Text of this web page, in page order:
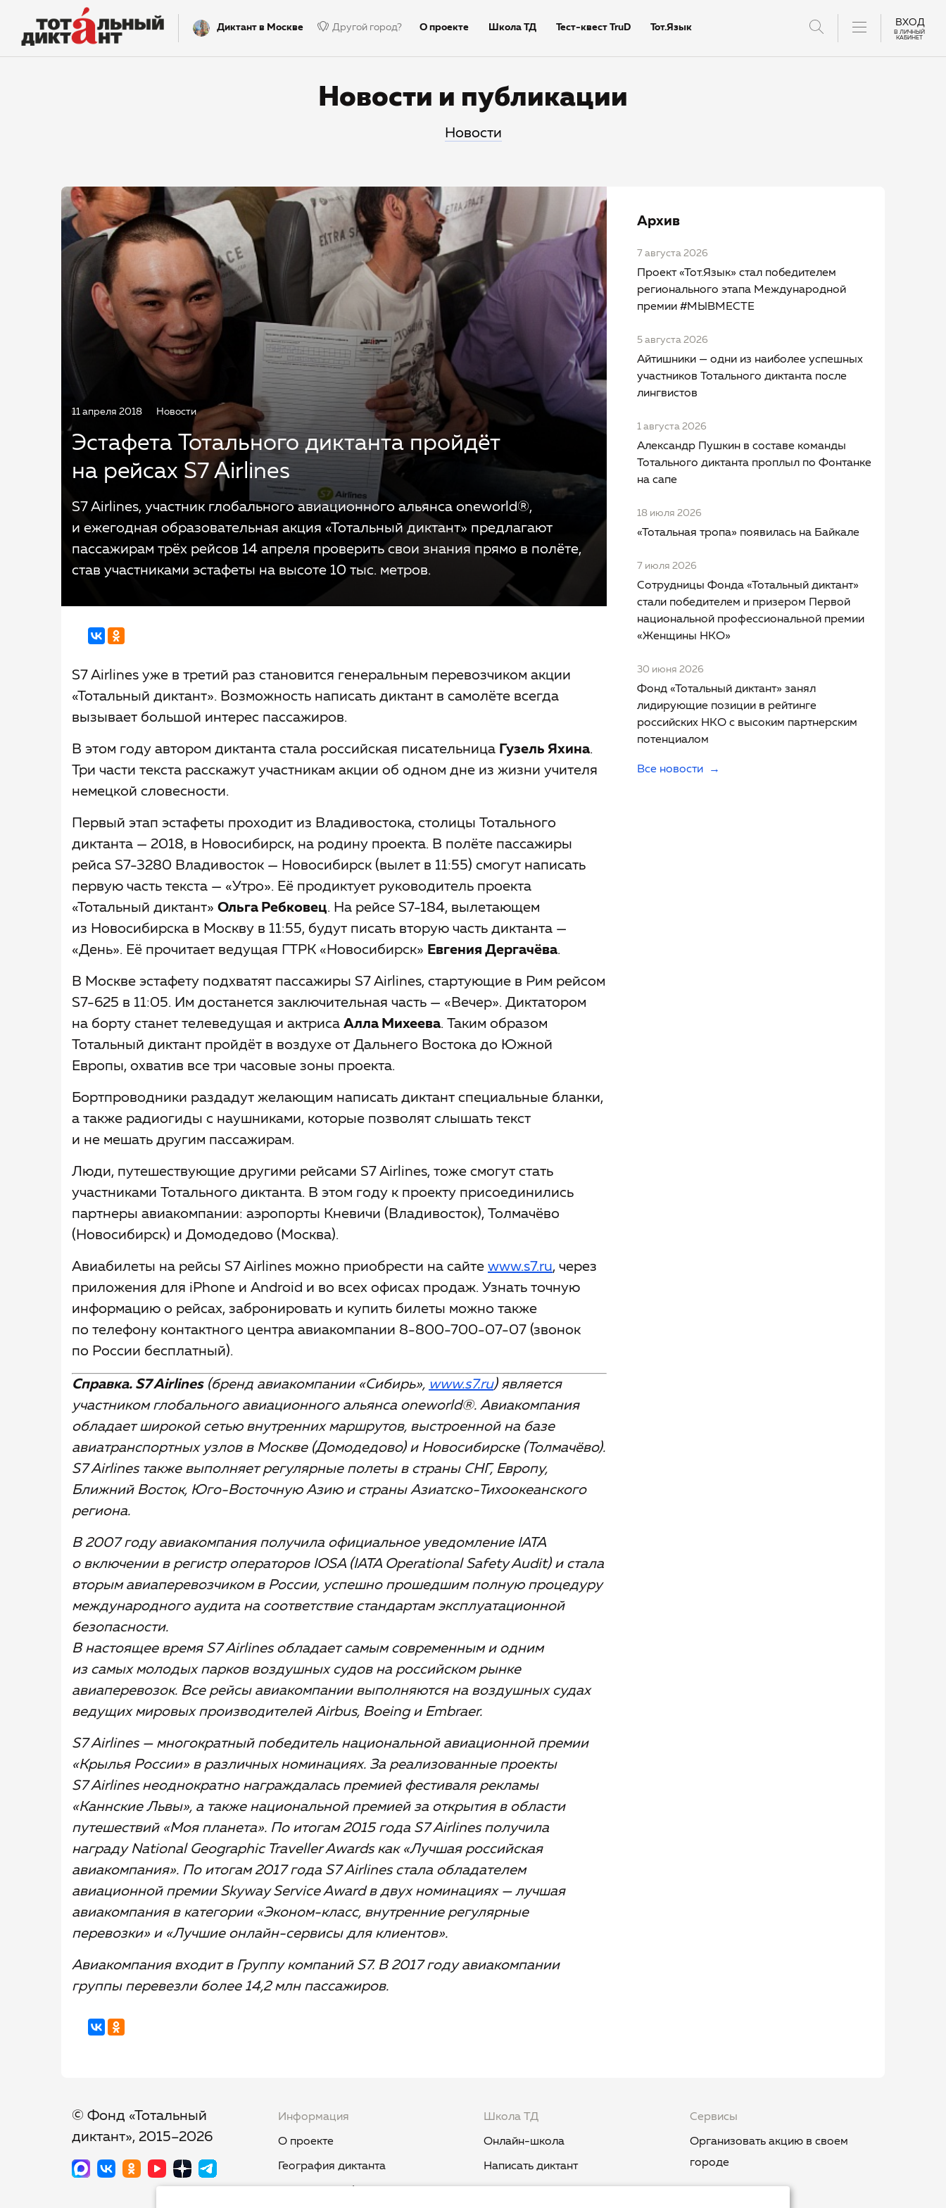
Диктант в Москве Другой город? О проекте Школа ТД Тест-квест TruD Тот.Язык
Недиктант.Дети Столица Тексты диктантов
ВХОД
В ЛИЧНЫЙ
КАБИНЕТ
Новости и публикации
Новости
11 апреля 2018 Новости
Эстафета Тотального диктанта пройдёт
на рейсах S7 Airlines
S7 Airlines, участник глобального авиационного альянса oneworld®,
и ежегодная образовательная акция «Тотальный диктант» предлагают
пассажирам трёх рейсов 14 апреля проверить свои знания прямо в полёте,
став участниками эстафеты на высоте 10 тыс. метров.
S7 Airlines уже в третий раз становится генеральным перевозчиком акции
«Тотальный диктант». Возможность написать диктант в самолёте всегда
вызывает большой интерес пассажиров.
В этом году автором диктанта стала российская писательница Гузель Яхина.
Три части текста расскажут участникам акции об одном дне из жизни учителя
немецкой словесности.
Первый этап эстафеты проходит из Владивостока, столицы Тотального
диктанта — 2018, в Новосибирск, на родину проекта. В полёте пассажиры
рейса S7-3280 Владивосток — Новосибирск (вылет в 11:55) смогут написать
первую часть текста — «Утро». Её продиктует руководитель проекта
«Тотальный диктант» Ольга Ребковец. На рейсе S7-184, вылетающем
из Новосибирска в Москву в 11:55, будут писать вторую часть диктанта —
«День». Её прочитает ведущая ГТРК «Новосибирск» Евгения Дергачёва.
В Москве эстафету подхватят пассажиры S7 Airlines, стартующие в Рим рейсом
S7-625 в 11:05. Им достанется заключительная часть — «Вечер». Диктатором
на борту станет телеведущая и актриса Алла Михеева. Таким образом
Тотальный диктант пройдёт в воздухе от Дальнего Востока до Южной
Европы, охватив все три часовые зоны проекта.
Бортпроводники раздадут желающим написать диктант специальные бланки,
а также радиогиды с наушниками, которые позволят слышать текст
и не мешать другим пассажирам.
Люди, путешествующие другими рейсами S7 Airlines, тоже смогут стать
участниками Тотального диктанта. В этом году к проекту присоединились
партнеры авиакомпании: аэропорты Кневичи (Владивосток), Толмачёво
(Новосибирск) и Домодедово (Москва).
Авиабилеты на рейсы S7 Airlines можно приобрести на сайте www.s7.ru, через
приложения для iPhone и Android и во всех офисах продаж. Узнать точную
информацию о рейсах, забронировать и купить билеты можно также
по телефону контактного центра авиакомпании 8-800-700-07-07 (звонок
по России бесплатный).
Справка. S7 Airlines(бренд авиакомпании «Сибирь», www.s7.ru) является
участником глобального авиационного альянса oneworld®. Авиакомпания
обладает широкой сетью внутренних маршрутов, выстроенной на базе
авиатранспортных узлов в Москве (Домодедово) и Новосибирске (Толмачёво).
S7 Airlines также выполняет регулярные полеты в страны СНГ, Европу,
Ближний Восток, Юго-Восточную Азию и страны Азиатско-Тихоокеанского
региона.
В 2007 году авиакомпания получила официальное уведомление IATA
о включении в регистр операторов IOSA (IATA Operational Safety Audit) и стала
вторым авиаперевозчиком в России, успешно прошедшим полную процедуру
международного аудита на соответствие стандартам эксплуатационной
безопасности.
В настоящее время S7 Airlines обладает самым современным и одним
из самых молодых парков воздушных судов на российском рынке
авиаперевозок. Все рейсы авиакомпании выполняются на воздушных судах
ведущих мировых производителей Airbus, Boeing и Embraer.
S7 Airlines — многократный победитель национальной авиационной премии
«Крылья России» в различных номинациях. За реализованные проекты
S7 Airlines неоднократно награждалась премией фестиваля рекламы
«Каннские Львы», а также национальной премией за открытия в области
путешествий «Моя планета». По итогам 2015 года S7 Airlines получила
награду National Geographic Traveller Awards как «Лучшая российская
авиакомпания». По итогам 2017 года S7 Airlines cтала обладателем
авиационной премии Skyway Service Award в двух номинациях — лучшая
авиакомпания в категории «Эконом-класс, внутренние регулярные
перевозки» и «Лучшие онлайн-сервисы для клиентов».
Авиакомпания входит в Группу компаний S7. В 2017 году авиакомпании
группы перевезли более 14,2 млн пассажиров.
Архив
7 августа 2026
Проект «Тот.Язык» стал победителем
регионального этапа Международной
премии #МЫВМЕСТЕ
5 августа 2026
Айтишники — одни из наиболее успешных
участников Тотального диктанта после
лингвистов
1 августа 2026
Александр Пушкин в составе команды
Тотального диктанта проплыл по Фонтанке
на сапе
18 июля 2026
«Тотальная тропа» появилась на Байкале
7 июля 2026
Сотрудницы Фонда «Тотальный диктант»
стали победителем и призером Первой
национальной профессиональной премии
«Женщины НКО»
30 июня 2026
Фонд «Тотальный диктант» занял
лидирующие позиции в рейтинге
российских НКО с высоким партнерским
потенциалом
Все новости
© Фонд «Тотальный
диктант», 2015–2026
Информация
О проекте
География диктанта
Школа ТД
Онлайн-школа
Написать диктант
Сервисы
Организовать акцию в своем
городе